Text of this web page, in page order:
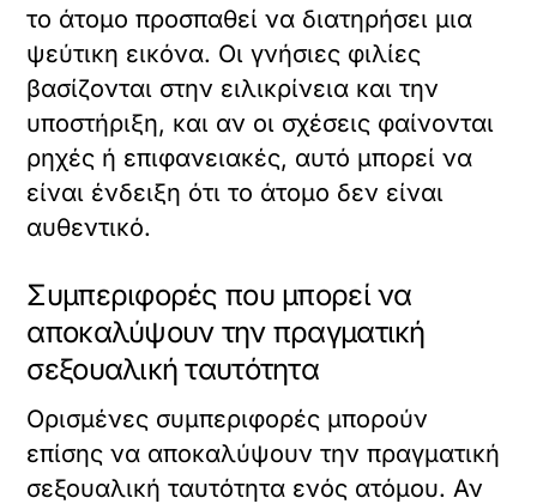
το άτομο προσπαθεί να διατηρήσει μια
ψεύτικη εικόνα. Οι γνήσιες φιλίες
βασίζονται στην ειλικρίνεια και την
υποστήριξη, και αν οι σχέσεις φαίνονται
ρηχές ή επιφανειακές, αυτό μπορεί να
είναι ένδειξη ότι το άτομο δεν είναι
αυθεντικό.
Συμπεριφορές που μπορεί να
αποκαλύψουν την πραγματική
σεξουαλική ταυτότητα
Ορισμένες συμπεριφορές μπορούν
επίσης να αποκαλύψουν την πραγματική
σεξουαλική ταυτότητα ενός ατόμου. Αν